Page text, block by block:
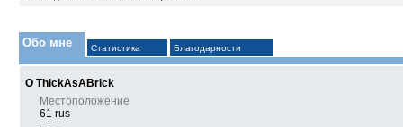
Обо мне Статистика Благодарности
О ThickAsABrick
Местоположение
61 rus